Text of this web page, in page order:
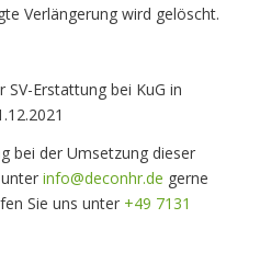
Verlängerung wird gelöscht.
SV-Erstattung bei KuG in
bei der Umsetzung dieser
info@deconhr.de gerne
Sie uns unter +49 7131